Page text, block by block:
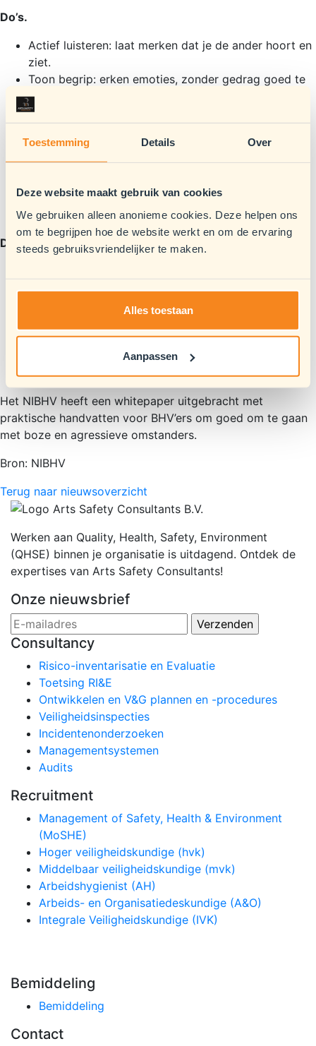
Toestemming Details Over
Deze website maakt gebruik van cookies
We gebruiken alleen anonieme cookies. Deze helpen ons
om te begrijpen hoe de website werkt en om de ervaring
steeds gebruiksvriendelijker te maken.
Alles toestaan
Aanpassen
Do’s.
Actief luisteren: laat merken dat je de ander hoort en
ziet.
Toon begrip: erken emoties, zonder gedrag goed te
keuren.
Bied keuzes en consequenties: geef de regie terug
Blijf rustig: controleer je ademhaling, houding en
stem.
Schakel hulp in: bel bij dreiging of fysiek geweld
direct 112 of volg geldende interne procedures.
Don’ts.
Ga geen machtsstrijd aan; dat zorgt voor escalatie
reageer niet op beledigingen.
Geen heldenacties: de eigen veiligheid gaat altijd
voor.
Het NIBHV heeft een whitepaper uitgebracht met
praktische handvatten voor BHV’ers om goed om te gaan
met boze en agressieve omstanders.
Bron: NIBHV
Terug naar nieuwsoverzicht
Werken aan Quality, Health, Safety, Environment
(QHSE) binnen je organisatie is uitdagend. Ontdek de
expertises van Arts Safety Consultants!
Onze nieuwsbrief
Consultancy
Risico-inventarisatie en Evaluatie
Toetsing RI&E
Ontwikkelen en V&G plannen en -procedures
Veiligheidsinspecties
Incidentenonderzoeken
Managementsystemen
Audits
Recruitment
Management of Safety, Health & Environment
(MoSHE)
Hoger veiligheidskundige (hvk)
Middelbaar veiligheidskundige (mvk)
Arbeidshygienist (AH)
Arbeids- en Organisatiedeskundige (A&O)
Integrale Veiligheidskundige (IVK)
Bemiddeling
Bemiddeling
Contact